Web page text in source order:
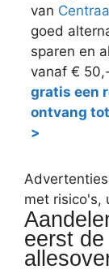
van
goed
sparen en
vanaf €
gratis een
ontvang
>
met risico's,
eerst